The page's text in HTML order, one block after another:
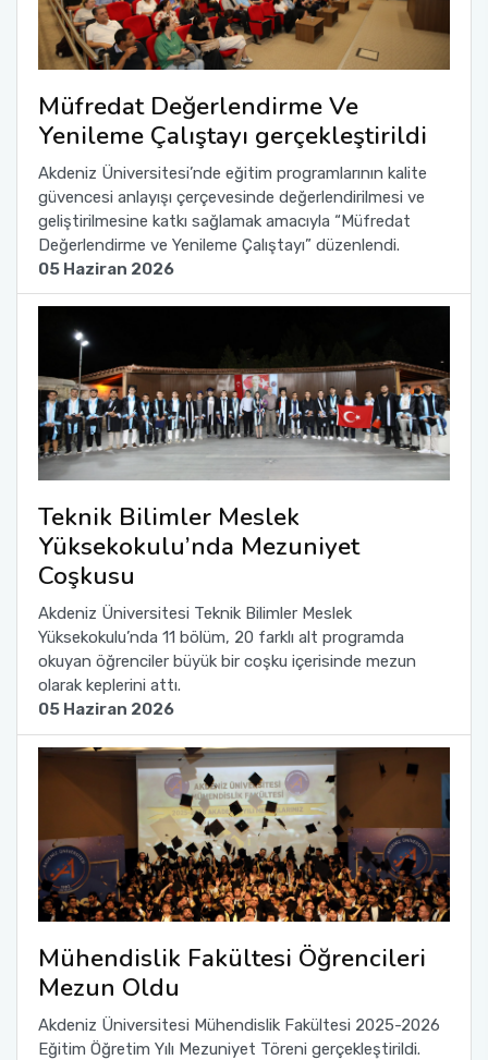
Müfredat Değerlendirme Ve
Yenileme Çalıştayı gerçekleştirildi
Akdeniz Üniversitesi’nde eğitim programlarının kalite
güvencesi anlayışı çerçevesinde değerlendirilmesi ve
geliştirilmesine katkı sağlamak amacıyla “Müfredat
Değerlendirme ve Yenileme Çalıştayı” düzenlendi.
05 Haziran 2026
Teknik Bilimler Meslek
Yüksekokulu’nda Mezuniyet
Coşkusu
Akdeniz Üniversitesi Teknik Bilimler Meslek
Yüksekokulu’nda 11 bölüm, 20 farklı alt programda
okuyan öğrenciler büyük bir coşku içerisinde mezun
olarak keplerini attı.
05 Haziran 2026
Mühendislik Fakültesi Öğrencileri
Mezun Oldu
Akdeniz Üniversitesi Mühendislik Fakültesi 2025-2026
Eğitim Öğretim Yılı Mezuniyet Töreni gerçekleştirildi.